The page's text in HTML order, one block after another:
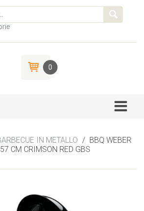
0
IN METALLO / BBQ WEBER
CM CRIMSON RED GBS